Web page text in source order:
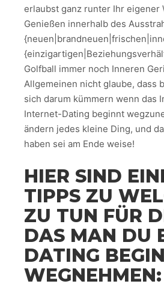
erlaubst ganz runter Ihr eigener
Genießen innerhalb des
Golfball immer noch Inneren
Allgemeinen nicht glaube, dass
sich darum kümmern wenn das
Internet-Dating beginnt
ändern jedes kleine Ding, und
haben sei am Ende weise!
HIER SIND
TIPPS ZU
ZU TUN FÜR
DAS MAN DU
DATING
WEGNEHMEN: